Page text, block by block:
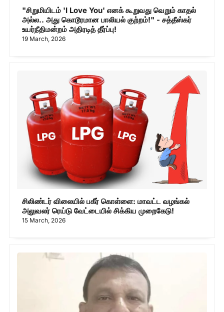
"சிறுமியிடம் 'I Love You' எனக் கூறுவது வெறும் காதல்
அல்ல.. அது கொடூரமான பாலியல் குற்றம்!" - சத்தீஸ்கர்
உயர்நீதிமன்றம் அதிரடித் தீர்ப்பு!
19 March, 2026
சிலிண்டர் விலையில் பகீர் கொள்ளை: மாவட்ட வழங்கல்
அலுவலர் ரெய்டு வேட்டையில் சிக்கிய முறைகேடு!
15 March, 2026